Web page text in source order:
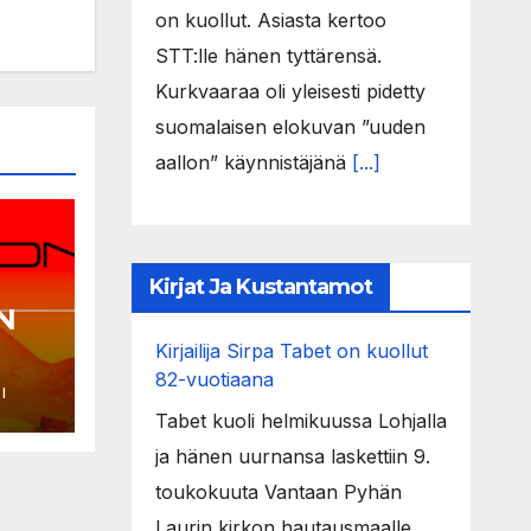
on kuollut. Asiasta kertoo
STT:lle hänen tyttärensä.
Kurkvaaraa oli yleisesti pidetty
suomalaisen elokuvan ”uuden
aallon” käynnistäjänä [...]
Kirjat Ja Kustantamot
Kirjailija Sirpa Tabet on kuollut
82-vuotiaana
Tabet kuoli helmikuussa Lohjalla
ja hänen uurnansa laskettiin 9.
toukokuuta Vantaan Pyhän